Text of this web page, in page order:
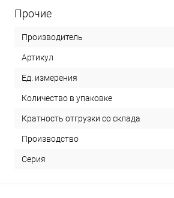
Прочие
Производитель
Артикул
Ед. измерения
Количество в упаковке
Кратность отгрузки со склада
Производство
Серия